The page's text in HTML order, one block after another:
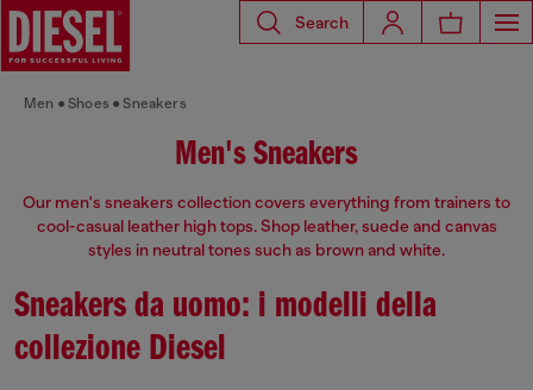
Search
Men Shoes Sneakers
Men's Sneakers
Our men's sneakers collection covers everything from trainers to
cool-casual leather high tops. Shop leather, suede and canvas
styles in neutral tones such as brown and white.
Sneakers da uomo: i modelli della
collezione Diesel